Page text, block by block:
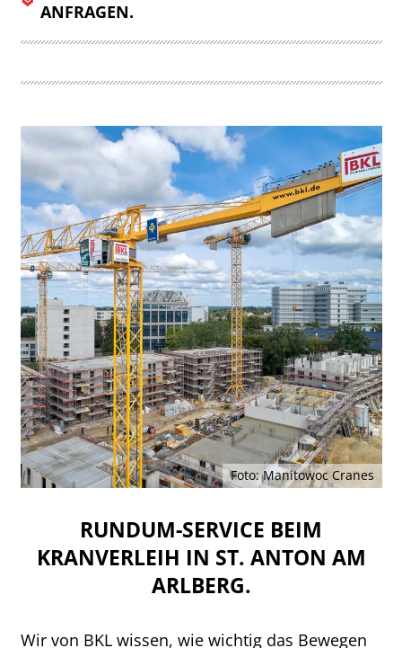
ANFRAGEN.
Foto: Manitowoc Cranes
RUNDUM-SERVICE BEIM
KRANVERLEIH IN ST. ANTON AM
ARLBERG.
Wir von BKL wissen, wie wichtig das Bewegen